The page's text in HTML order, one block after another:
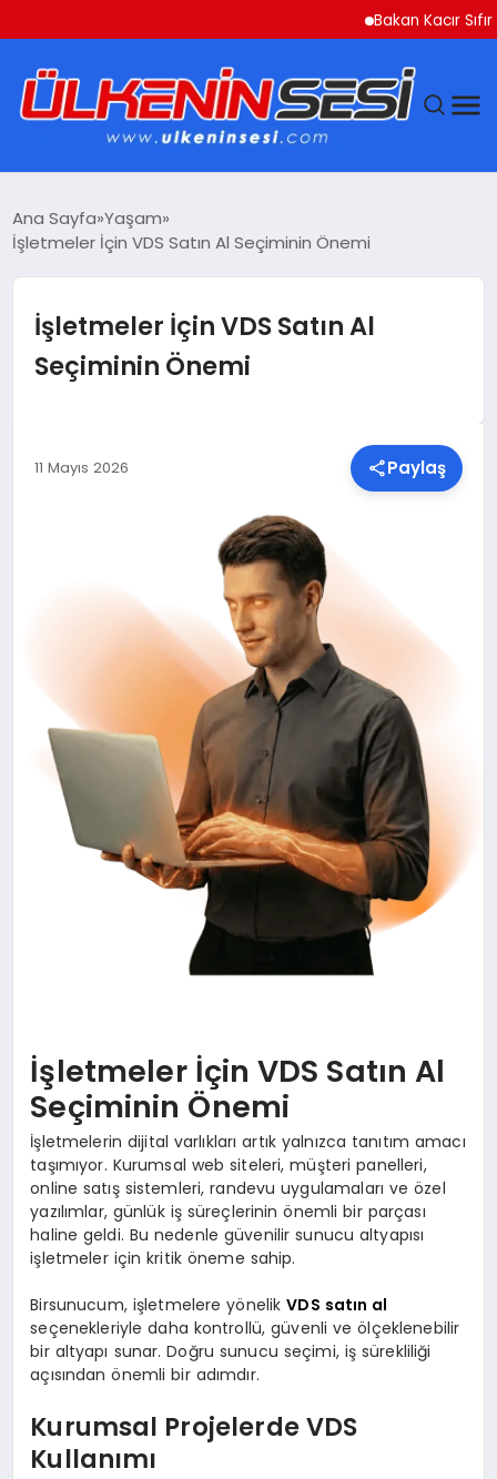
Bakan Kacır Sıfır
GÜNDEM
MAGAZIN
MALATYA HABERLERI
Ana Sayfa Yaşam
İşletmeler İçin VDS Satın Al Seçiminin Önemi
İşletmeler İçin VDS Satın Al
Seçiminin Önemi
11 Mayıs 2026 Paylaş
İşletmeler İçin VDS Satın Al
Seçiminin Önemi
İşletmelerin dijital varlıkları artık yalnızca tanıtım amacı
taşımıyor. Kurumsal web siteleri, müşteri panelleri,
online satış sistemleri, randevu uygulamaları ve özel
yazılımlar, günlük iş süreçlerinin önemli bir parçası
haline geldi. Bu nedenle güvenilir sunucu altyapısı
işletmeler için kritik öneme sahip.
Birsunucum, işletmelere yönelikVDS satın al
seçenekleriyle daha kontrollü, güvenli ve ölçeklenebilir
bir altyapı sunar. Doğru sunucu seçimi, iş sürekliliği
açısından önemli bir adımdır.
Kurumsal Projelerde VDS
Kullanımı